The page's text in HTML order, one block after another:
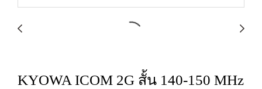
KYOWA ICOM 2G สั้น 140-150 MHz